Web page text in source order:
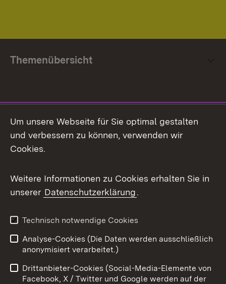
Themenübersicht
Facebook
X / Twitter
Youtube
Impressum
Kontakt
Barrierefreiheit
Datenschutz
Um unsere Webseite für Sie optimal gestalten
und verbessern zu können, verwenden wir
Cookies.
Weitere Informationen zu Cookies erhalten Sie in
unserer Datenschutzerklärung.
Technisch notwendige Cookies
Analyse-Cookies (Die Daten werden ausschließlich
anonymisiert verarbeitet.)
Drittanbieter-Cookies (Social-Media-Elemente von
Facebook, X / Twitter und Google werden auf der